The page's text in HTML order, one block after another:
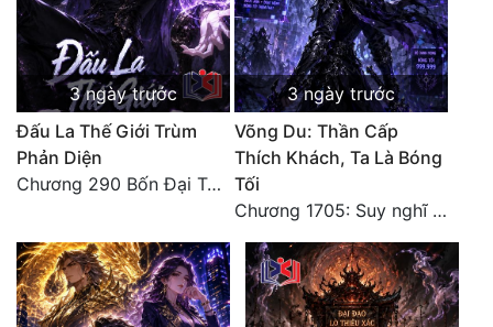
Đô Thị
Đông Phương
Đông Phương Huyền Huyễn
Đồng Nhân
Ngự Thú
Truyện Nam
3 ngày trước
Đấu La Thế Giới Trùm
Phản Diện
Chương 290 Bốn Đại Tông Môn Đơn Thuộc Tính Vô Cùng Thê Lương
3 ngày trước
Võng Du: Thần Cấp
Thích Khách, Ta Là Bóng
Tối
Chương 1705: Suy nghĩ sinh tồn của Vô Danh Tuyết!